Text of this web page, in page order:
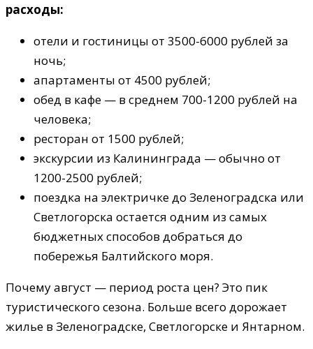
расходы:
отели и гостиницы от 3500-6000 рублей за
ночь;
апартаменты от 4500 рублей;
обед в кафе — в среднем 700-1200 рублей на
человека;
ресторан от 1500 рублей;
экскурсии из Калининграда — обычно от
1200-2500 рублей;
поездка на электричке до Зеленоградска или
Светлогорска остается одним из самых
бюджетных способов добраться до
побережья Балтийского моря.
Почему август — период роста цен? Это пик
туристического сезона. Больше всего дорожает
жилье в Зеленоградске, Светлогорске и Янтарном.